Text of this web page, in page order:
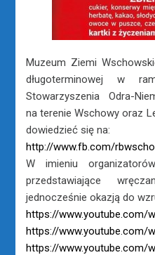
Muzeum Ziemi
długoterminowej w
Stowarzyszenia Odra-
na terenie Wschowy oraz
dowiedzieć się na:
http://www.fb.com/
W imieniu
przedstawiające
jednocześnie okazją do
https://www.youtube.com/
https://www.youtube.com/
https://www.youtube.com/